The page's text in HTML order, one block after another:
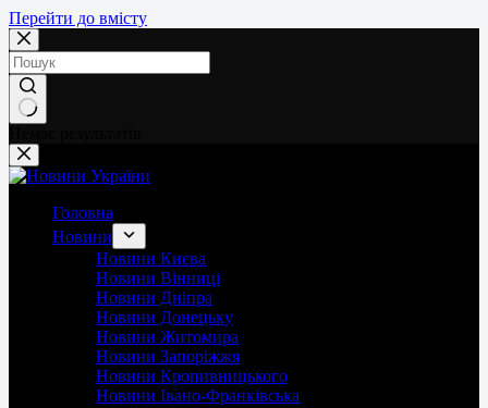
Перейти до вмісту
Головна
Новини
Новини Києва
Новини Вінниці
Новини Дніпра
Новини Донецьку
Новини Житомира
Новини Запоріжжя
Новини Кропивницького
Новини Івано-Франківська